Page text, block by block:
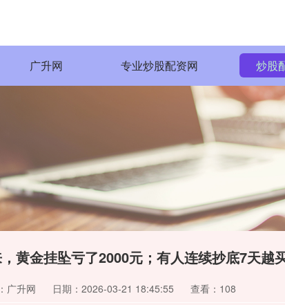
广升网 专业炒股配资网 炒股
黄金挂坠亏了2000元；有人连续抄底7天越
广升网 日期：2026-03-21 18:45:55 查看：108